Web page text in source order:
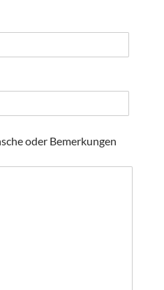
oder Bemerkungen